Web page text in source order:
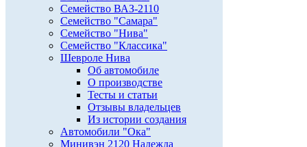
Семейство ВАЗ-2110
Семейство "Самара"
Семейство "Нива"
Семейство "Классика"
Шевроле Нива
Об автомобиле
О производстве
Тесты и статьи
Отзывы владельцев
Из истории создания
Автомобили "Ока"
Минивэн 2120 Надежда